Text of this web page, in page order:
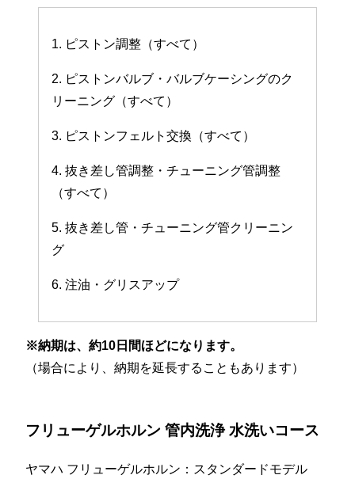
1. ピストン調整（すべて）
2. ピストンバルブ・バルブケーシングのク
リーニング（すべて）
3. ピストンフェルト交換（すべて）
4. 抜き差し管調整・チューニング管調整
（すべて）
5. 抜き差し管・チューニング管クリーニン
グ
6. 注油・グリスアップ
※納期は、約10日間ほどになります。
（場合により、納期を延長することもあります）
フリューゲルホルン 管内洗浄 水洗いコース
ヤマハ フリューゲルホルン：スタンダードモデル